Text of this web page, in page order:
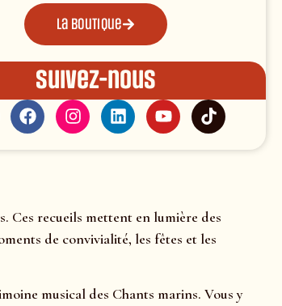
La boutique
Suivez-nous
Ces recueils mettent en lumière des
de convivialité, les fêtes et les
musical des Chants marins. Vous y